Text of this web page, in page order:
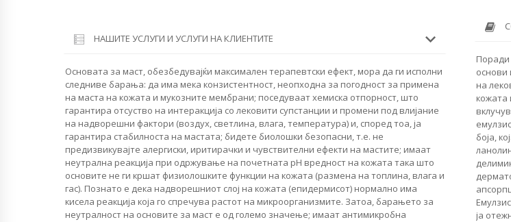
НАШИТЕ УСЛУГИ И УСЛУГИ НА КЛИЕНТИТЕ
Основата за маст, обезбедувајќи максимален терапевтски ефект, мора да ги исполни
следниве барања: да има мека конзистентност, неопходна за погодност за примена
на маста на кожата и мукозните мембрани; поседуваат хемиска отпорност, што
гарантира отсуство на интеракција со лековити супстанции и промени под влијание
на надворешни фактори (воздух, светлина, влага, температура) и, според тоа, ја
гарантира стабилноста на мастата; бидете биолошки безопасни, т.е. не
предизвикувајте алергиски, иритирачки и чувствителни ефекти на мастите; имаат
неутрална реакција при одржување на почетната pH вредност на кожата така што
основите не ги кршат физиолошките функции на кожата (размена на топлина, влага и
гас). Познато е дека надворешниот слој на кожата (епидермисот) нормално има
кисела реакција која го спречува растот на микроорганизмите. Затоа, барањето за
неутралност на основите за маст е од големо значење; имаат антимикробна
Поради
основи
на
кожата
боја,
ја